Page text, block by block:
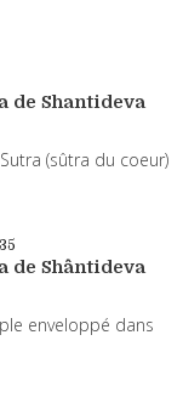
de Shantideva
(sûtra du coeur)
de Shântideva
enveloppé dans